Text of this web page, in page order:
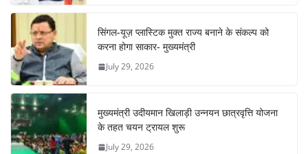
सिंगल-यूज़ प्लास्टिक मुक्त राज्य बनाने के संकल्प को
करना होगा साकार- मुख्यमंत्री
July 29, 2026
मुख्यमंत्री उदीयमान खिलाड़ी उन्नयन छात्रवृत्ति योजना
के तहत चयन ट्रायल शुरू
July 29, 2026